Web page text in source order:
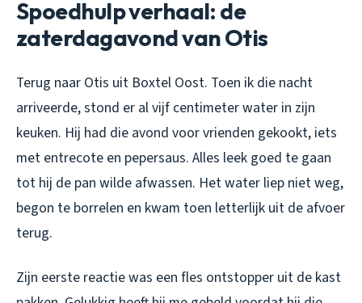
Spoedhulp verhaal: de
zaterdagavond van Otis
Terug naar Otis uit Boxtel Oost. Toen ik die nacht
arriveerde, stond er al vijf centimeter water in zijn
keuken. Hij had die avond voor vrienden gekookt, iets
met entrecote en pepersaus. Alles leek goed te gaan
tot hij de pan wilde afwassen. Het water liep niet weg,
begon te borrelen en kwam toen letterlijk uit de afvoer
terug.
Zijn eerste reactie was een fles ontstopper uit de kast